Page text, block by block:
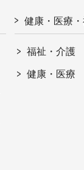
健康・医療
福祉・介護
健康・医療